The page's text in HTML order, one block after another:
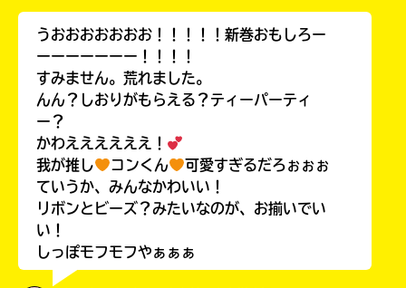
うおおおおおおお！！！！！新巻おもしろー
ーーーーーーー！！！！
すみません。荒れました。
んん？しおりがもらえる？ティーパーティ
ー？
かわええええええ！
我が推し
コンくん
可愛すぎるだろぉぉぉ
ていうか、みんなかわいい！
リボンとビーズ？みたいなのが、お揃いでい
い！
しっぽモフモフやぁぁぁ